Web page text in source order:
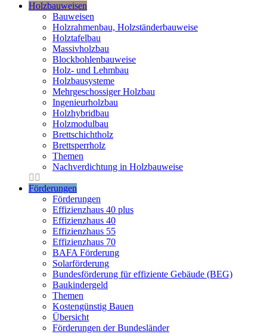
Holzbauweisen
Bauweisen
Holzrahmenbau, Holzständerbauweise
Holztafelbau
Massivholzbau
Blockbohlenbauweise
Holz- und Lehmbau
Holzbausysteme
Mehrgeschossiger Holzbau
Ingenieurholzbau
Holzhybridbau
Holzmodulbau
Brettschichtholz
Brettsperrholz
Themen
Nachverdichtung in Holzbauweise
Förderungen
Förderungen
Effizienzhaus 40 plus
Effizienzhaus 40
Effizienzhaus 55
Effizienzhaus 70
BAFA Förderung
Solarförderung
Bundesförderung für effiziente Gebäude (BEG)
Baukindergeld
Themen
Kostengünstig Bauen
Übersicht
Förderungen der Bundesländer